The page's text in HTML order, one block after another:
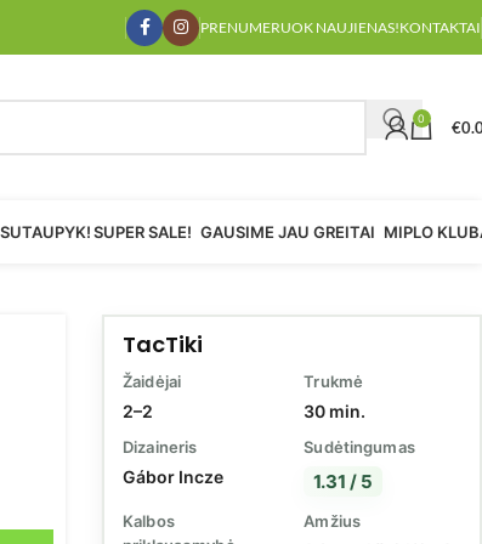
PRENUMERUOK NAUJIENAS!KONTAKTAI
0 €
SUTAUPYK!SUPER SALE! GAUSIME JAU GREITAI MIPLO
TacTiki
Žaidėjai
2–2
Trukmė
30 min.
Dizaineris
Gábor Incze
Sudėtingumas
1.31 / 5
Kalbos
Amžius